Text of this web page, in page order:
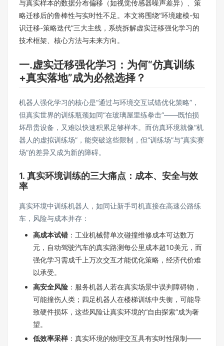
与真实样本的数据分布偏移（如视觉传感器噪声差异）、策
略迁移后的鲁棒性与实时性不足。本文将围绕“环境建模-知
识迁移-策略迭代”三大主线，系统拆解虚实迁移强化学习的
技术框架、核心方法与未来方向。
一.虚实迁移强化学习：为何“仿真训练
+真实落地”成为必然选择？
机器人强化学习的核心是“通过与环境交互试错优化策略”，
但真实世界的训练瓶颈如同“在玻璃屋里练拳击”——既怕损
坏昂贵设备，又难以快速积累足够样本。而仿真环境就像“机
器人的虚拟训练场”，能突破这些限制，但“训练场”与“真实赛
场”的差异又成为新的障碍。
1. 真实环境训练的三大痛点：成本、安全与效
率
真实环境中训练机器人，如同让新手司机直接在高速公路练
车，风险与成本并存：
高成本试错 ：工业机械臂单次碰撞维修成本可达数万
元，自动驾驶汽车的真实路测每公里成本超10美元，而
强化学习需成千上万次交互才能优化策略，经济代价难
以承受。
高安全风险 ：服务机器人若在真实场景中误判障碍物，
可能撞伤人类；四足机器人在楼梯训练中失衡，可能导
致硬件损坏，这些风险让真实环境的“自由探索”成为奢
望。
低效率采样：真实环境的物理交互具有实时性限制——